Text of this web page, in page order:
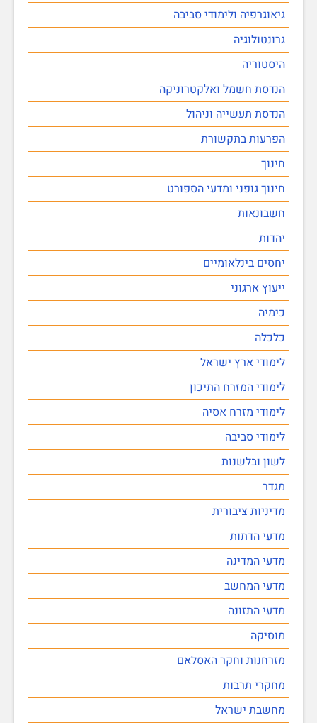
גיאוגרפיה ולימודי סביבה
גרונטולוגיה
היסטוריה
הנדסת חשמל ואלקטרוניקה
הנדסת תעשייה וניהול
הפרעות בתקשורת
חינוך
חינוך גופני ומדעי הספורט
חשבונאות
יהדות
יחסים בינלאומיים
ייעוץ ארגוני
כימיה
כלכלה
לימודי ארץ ישראל
לימודי המזרח התיכון
לימודי מזרח אסיה
לימודי סביבה
לשון ובלשנות
מגדר
מדיניות ציבורית
מדעי הדתות
מדעי המדינה
מדעי המחשב
מדעי התזונה
מוסיקה
מזרחנות וחקר האסלאם
מחקרי תרבות
מחשבת ישראל